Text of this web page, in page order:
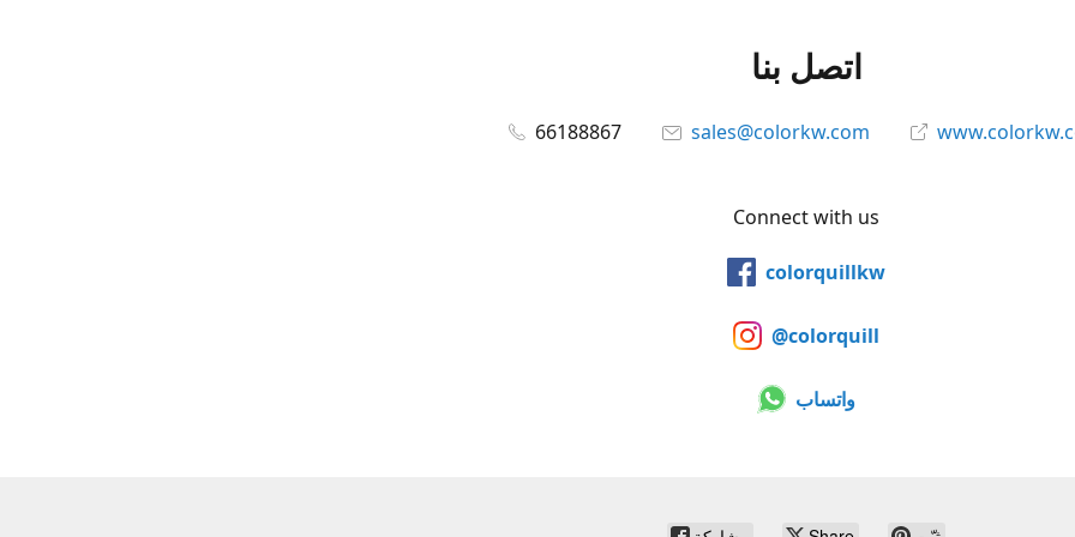
اتصل بنا
66188867 sales@colorkw.com
Connect with us
colorquillkw
@colorquill
واتساب